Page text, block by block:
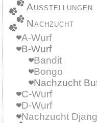
Ausstellungen
Nachzucht
A-Wurf
B-Wurf
Bandit
Bongo
Nachzucht
C-Wurf
D-Wurf
Nachzucht